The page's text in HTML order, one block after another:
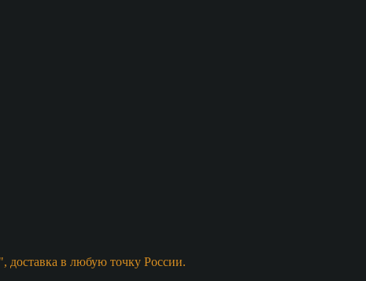
доставка в любую точку России.